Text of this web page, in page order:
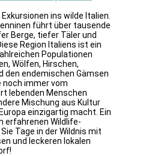
ins wilde Italien.
führt über tausende
Berge, tiefer Täler und
Region Italiens ist ein
Populationen
Wölfen, Hirschen,
den endemischen Gämsen
noch immer vom
lebenden Menschen
Mischung aus Kultur
einzigartig macht. Ein
erfahrenen Wildlife-
Tage in der Wildnis mit
und leckeren lokalen